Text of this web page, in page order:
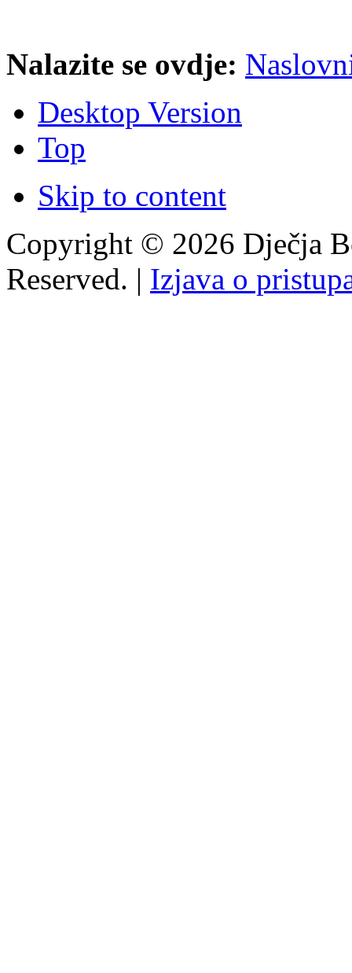
Nalazite se ovdje:
Desktop Version
Top
Skip to content
Copyright © 2026 Dječja
Reserved. | Izjava o